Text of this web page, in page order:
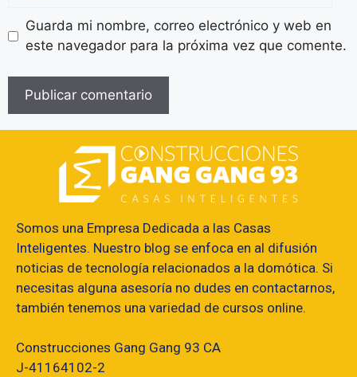
Guarda mi nombre, correo electrónico y web en
este navegador para la próxima vez que comente.
Somos una Empresa Dedicada a las Casas
Inteligentes. Nuestro blog se enfoca en al difusión
noticias de tecnología relacionados a la domótica. Si
necesitas alguna asesoría no dudes en contactarnos,
también tenemos una variedad de cursos online.
Construcciones Gang Gang 93 CA
J-41164102-2